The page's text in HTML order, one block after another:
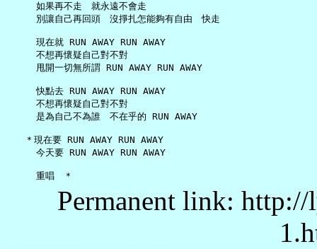
     如果再不走　就永遠不會走
     別讓自己再回頭　沒掙扎怎能夠有自由　快走
     現在就 RUN AWAY RUN AWAY
     不想再懷疑自己對不對
     甩開一切無所謂 RUN AWAY RUN AWAY
     快點去 RUN AWAY RUN AWAY
     不想再懷疑自己對不對
     是為自己不為誰　不在乎的 RUN AWAY
   ＊現在要 RUN AWAY RUN AWAY
     今天要 RUN AWAY RUN AWAY
Permanent link: